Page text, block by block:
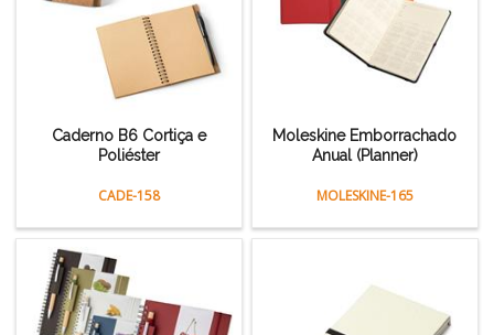
Caderno B6 Cortiça e
Poliéster
CADE-158
Moleskine Emborrachado
Anual (Planner)
MOLESKINE-165